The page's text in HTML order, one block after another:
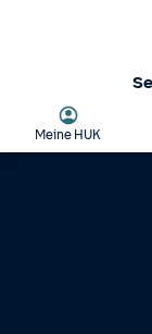
Meine HUK